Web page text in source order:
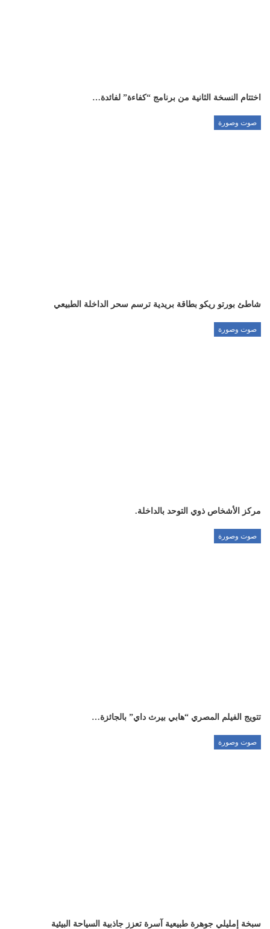
اختتام النسخة الثانية من برنامج “كفاءة” لفائدة…
صوت وصورة
شاطئ بورتو ريكو بطاقة بريدية ترسم سحر الداخلة الطبيعي
صوت وصورة
مركز الأشخاص ذوي التوحد بالداخلة.
صوت وصورة
تتويج الفيلم المصري “هابي بيرث داي” بالجائزة…
صوت وصورة
سبخة إمليلي جوهرة طبيعية آسرة تعزز جاذبية السياحة البيئية